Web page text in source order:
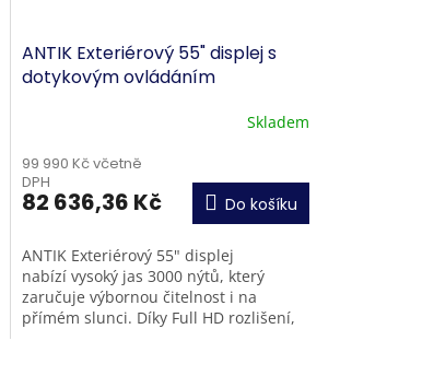
ANTIK Exteriérový 55" displej s
dotykovým ovládáním
Skladem
99 990 Kč včetně
DPH
82 636,36 Kč Do košíku
ANTIK Exteriérový 55" displej
nabízí vysoký jas 3000 nýtů, který
zaručuje výbornou čitelnost i na
přímém slunci. Díky Full HD rozlišení,